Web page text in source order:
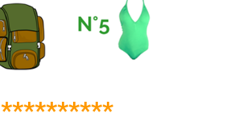
**********